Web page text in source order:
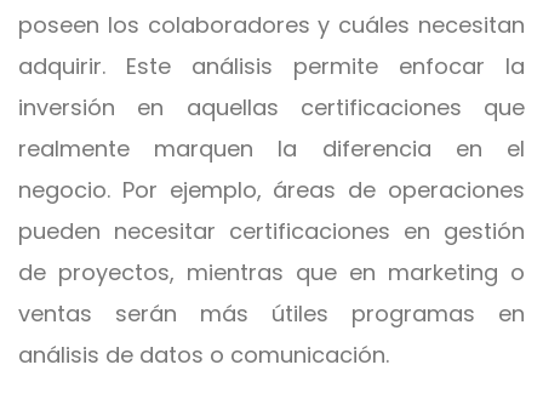
poseen los colaboradores y cuáles necesitan
adquirir. Este análisis permite enfocar la
inversión en aquellas certificaciones que
realmente marquen la diferencia en el
negocio. Por ejemplo, áreas de operaciones
pueden necesitar certificaciones en gestión
de proyectos, mientras que en marketing o
ventas serán más útiles programas en
análisis de datos o comunicación.